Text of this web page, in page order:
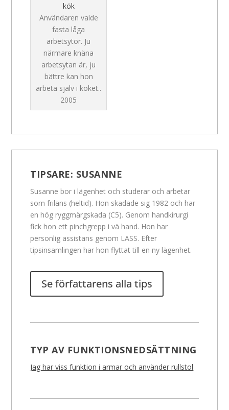
kök
Användaren valde
fasta låga
arbetsytor. Ju
närmare knäna
arbetsytan är, ju
bättre kan hon
arbeta själv i köket..
2005
TIPSARE: SUSANNE
Susanne bor i lägenhet och studerar och arbetar
som frilans (heltid). Hon skadade sig 1982 och har
en hög ryggmärgskada (C5). Genom handkirurgi
fick hon ett pinchgrepp i vä hand. Hon har
personlig assistans genom LASS. Efter
tipsinsamlingen har hon flyttat till en ny lägenhet.
Se författarens alla tips
TYP AV FUNKTIONSNEDSÄTTNING
Jag har viss funktion i armar och använder rullstol